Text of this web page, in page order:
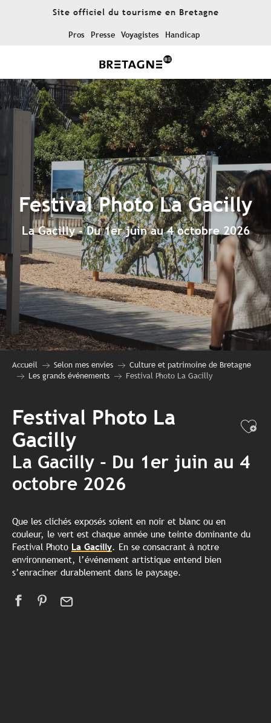
Site officiel du tourisme en Bretagne
Pros Presse Voyagistes Handicap
Festival Photo La Gacilly
La Gacilly - Du 1er juin au 4 octobre 2026
Accueil Selon mes envies
Culture et patrimoine de Bretagne
Les grands événements
Festival Photo La Gacilly
Festival Photo La
Gacilly
La Gacilly - Du 1er juin au 4
octobre 2026
Que les clichés exposés soient en noir et blanc ou en
couleur, le vert est chaque année une teinte dominante du
Festival Photo La Gacilly. En se consacrant à notre
environnement, l’événement artistique entend bien
s’enraciner durablement dans le paysage.